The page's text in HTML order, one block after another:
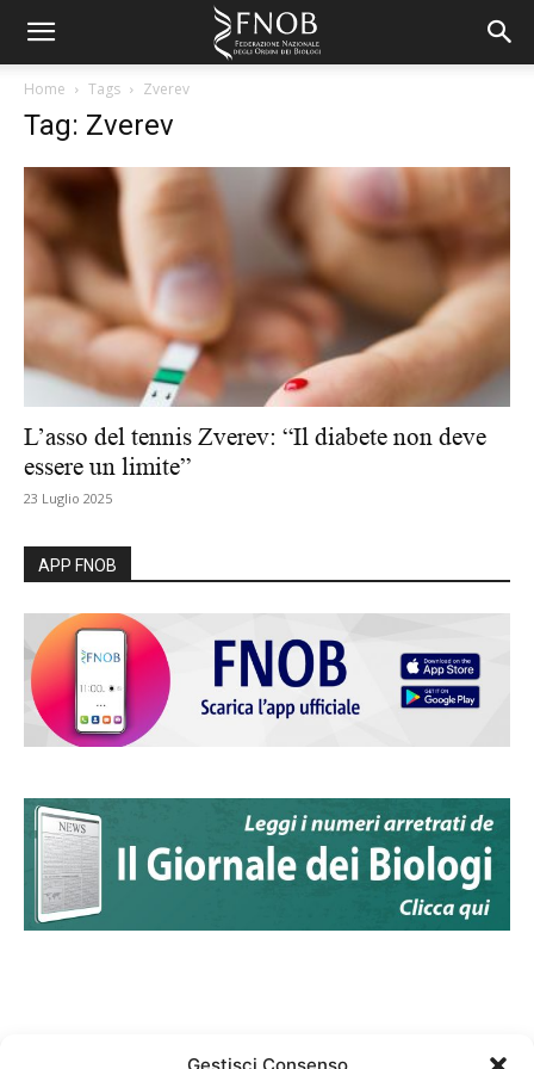
Home Tags Zverev
Tag: Zverev
L’asso del tennis Zverev: “Il diabete non deve
essere un limite”
23 Luglio 2025
APP FNOB